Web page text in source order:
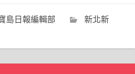
島日報編輯部
新北新